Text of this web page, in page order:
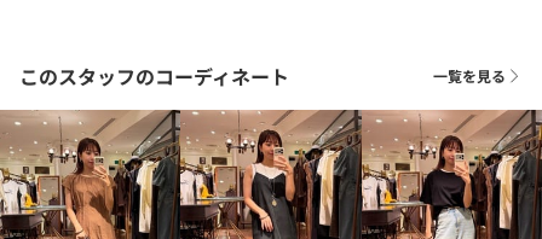
このスタッフのコーディネート 一覧を見る